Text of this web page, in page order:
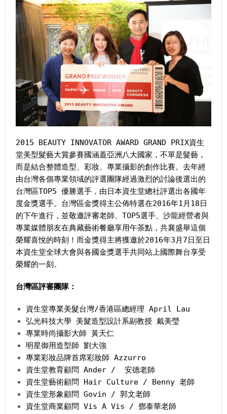
2015 BEAUTY INNOVATOR AWARD GRAND PRIX資生
堂美型髮藝大賞參賽國涵蓋亞洲八大國家，不單是髮藝，
而是結合整體造型、彩妝、專業攝影的創作比賽。去年經
由台灣各個專業領域的評選團隊經過激烈的討論後選出的
台灣區TOP5 優勝選手，由日本資生堂總社評選出各國年
度金獎選手。台灣區金獎得主公佈特選在2016年1月18日
的下午進行，並敬邀評審老師、TOP5選手、沙龍經營者與
專業媒體朋友在典藏藝術餐廳享用午茶點，共襄盛舉這個
榮耀喜悅的時刻！而金獎得主將獲邀於2016年3月7日至日
本資生堂全球大會與各國金獎選手共同站上國際舞台享受
榮耀的一刻。
台灣區評審團隊：
資生堂專業美髮台灣/香港區總經理 April Lau
弘光科技大學 美髮造型設計系副教授 戴美瑩
專業時尚攝影大師 黃天仁
明星御用造型師 劉大強
專業彩妝品牌首席彩妝師 Azzurro
資生堂教育顧問 Ander / 安德老師
資生堂藝術顧問 Hair Culture / Benny 老師
資生堂形象顧問 Govin / 郭文老師
資生堂商業顧問 Vis A Vis / 鄧泰華老師